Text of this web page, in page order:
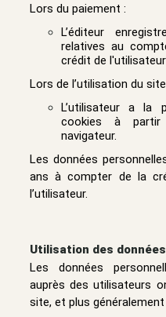
Lors du paiement :
L’éditeur
relatives au
crédit de
Lors de l’utilisation du
L’utilisateur a la
cookies à
navigateur.
Les données
ans à compter de la
l’utilisateur.
Utilisation des
Les données
auprès des utilisateurs
site, et plus généralement